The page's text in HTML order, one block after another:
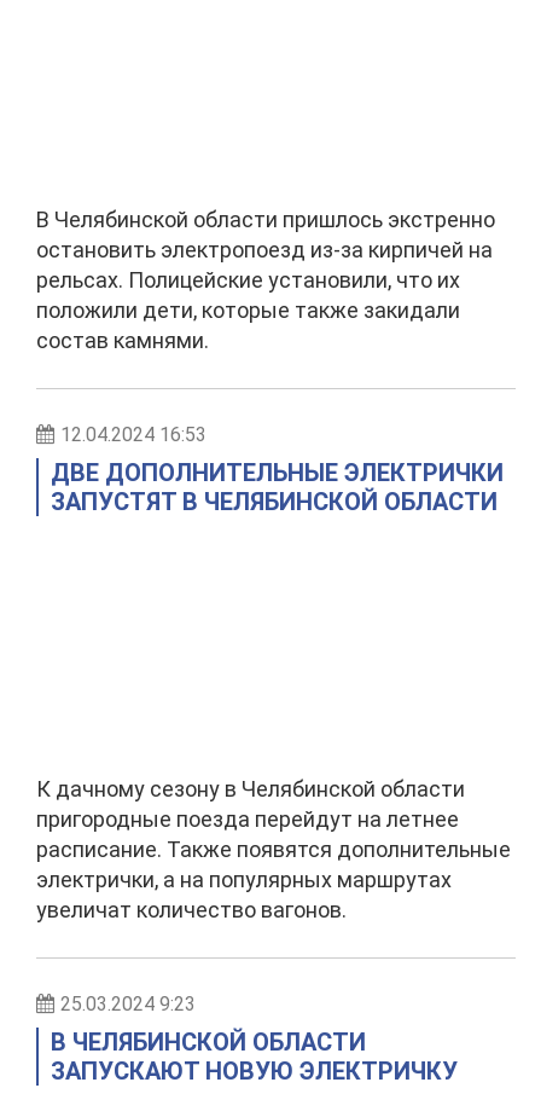
В Челябинской области пришлось экстренно
остановить электропоезд из-за кирпичей на
рельсах. Полицейские установили, что их
положили дети, которые также закидали
состав камнями.
12.04.2024 16:53
ДВЕ ДОПОЛНИТЕЛЬНЫЕ ЭЛЕКТРИЧКИ
ЗАПУСТЯТ В ЧЕЛЯБИНСКОЙ ОБЛАСТИ
К дачному сезону в Челябинской области
пригородные поезда перейдут на летнее
расписание. Также появятся дополнительные
электрички, а на популярных маршрутах
увеличат количество вагонов.
25.03.2024 9:23
В ЧЕЛЯБИНСКОЙ ОБЛАСТИ
ЗАПУСКАЮТ НОВУЮ ЭЛЕКТРИЧКУ